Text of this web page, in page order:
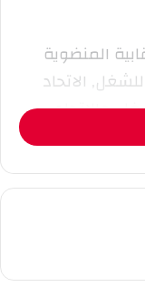
المنضوية
الاتحاد
والاتحاد
الاجراءات
“.
المحروقات